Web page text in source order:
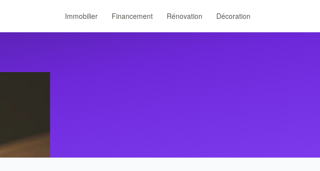
Immobilier Financement Rénovation Décoration